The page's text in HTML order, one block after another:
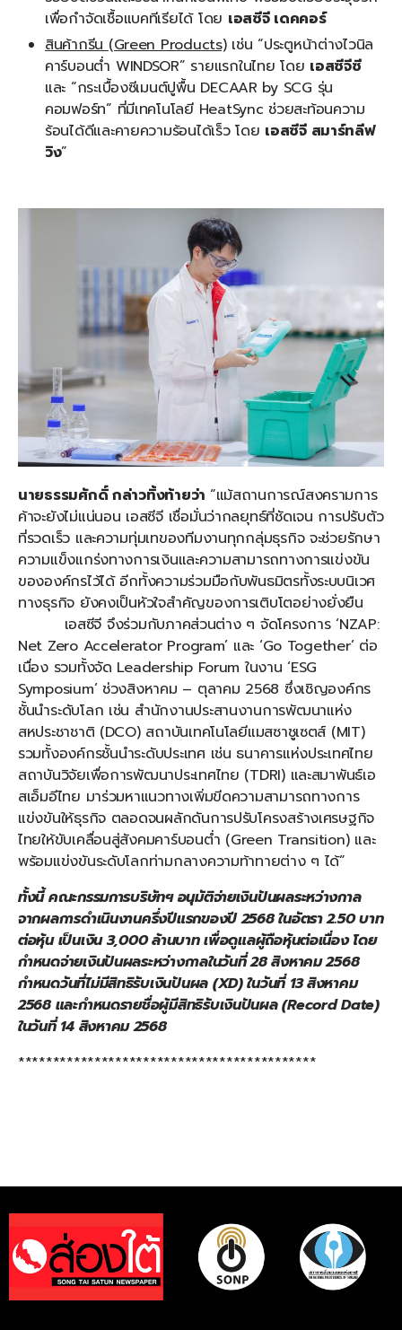
เพื่อกำจัดเชื้อแบคทีเรียได้ โดย เอสซีจี เดคคอร์
สินค้ากรีน(Green Products)เช่น “ประตูหน้าต่างไวนิล
คาร์บอนต่ำ WINDSOR” รายแรกในไทย โดย เอสซีจีซี
และ “กระเบื้องซีเมนต์ปูพื้น DECAAR by SCG รุ่น
คอมฟอร์ท” ที่มีเทคโนโลยี HeatSync ช่วยสะท้อนความ
ร้อนได้ดีและคายความร้อนได้เร็ว โดย เอสซีจี สมาร์ทลีฟ
วิง”
นายธรรมศักดิ์ กล่าวทิ้งท้ายว่า “แม้สถานการณ์สงครามการ
ค้าจะยังไม่แน่นอน เอสซีจี เชื่อมั่นว่ากลยุทธ์ที่ชัดเจน การปรับตัว
ที่รวดเร็ว และความทุ่มเทของทีมงานทุกกลุ่มธุรกิจ จะช่วยรักษา
ความแข็งแกร่งทางการเงินและความสามารถทางการแข่งขัน
ขององค์กรไว้ได้ อีกทั้งความร่วมมือกับพันธมิตรทั้งระบบนิเวศ
ทางธุรกิจ ยังคงเป็นหัวใจสำคัญของการเติบโตอย่างยั่งยืน
เอสซีจี จึงร่วมกับภาคส่วนต่าง ๆ จัดโครงการ ‘NZAP:
Net Zero Accelerator Program’ และ ‘Go Together’ ต่อ
เนื่อง รวมทั้งจัด Leadership Forum ในงาน ‘ESG
Symposium’ ช่วงสิงหาคม – ตุลาคม 2568 ซึ่งเชิญองค์กร
ชั้นนำระดับโลก เช่น สำนักงานประสานงานการพัฒนาแห่ง
สหประชาชาติ (DCO) สถาบันเทคโนโลยีแมสซาชูเซตส์ (MIT)
รวมทั้งองค์กรชั้นนำระดับประเทศ เช่น ธนาคารแห่งประเทศไทย
สถาบันวิจัยเพื่อการพัฒนาประเทศไทย (TDRI) และสมาพันธ์เอ
สเอ็มอีไทย มาร่วมหาแนวทางเพิ่มขีดความสามารถทางการ
แข่งขันให้ธุรกิจ ตลอดจนผลักดันการปรับโครงสร้างเศรษฐกิจ
ไทยให้ขับเคลื่อนสู่สังคมคาร์บอนต่ำ (Green Transition) และ
พร้อมแข่งขันระดับโลกท่ามกลางความท้าทายต่าง ๆ ได้”
ทั้งนี้ คณะกรรมการบริษัทฯ อนุมัติจ่ายเงินปันผลระหว่างกาล
จากผลการดำเนินงานครึ่งปีแรกของปี2568 ในอัตรา 2.50 บาท
ต่อหุ้น เป็นเงิน 3,000 ล้านบาท เพื่อดูแลผู้ถือหุ้นต่อเนื่องโดย
กำหนดจ่ายเงินปันผลระหว่างกาลในวันที่28 สิงหาคม 2568
กำหนดวันที่ไม่มีสิทธิรับเงินปันผล (XD)ในวันที่ 13 สิงหาคม
2568 และกำหนดรายชื่อผู้มีสิทธิรับเงินปันผล (Record Date)
ในวันที่14 สิงหาคม 2568
*******************************************